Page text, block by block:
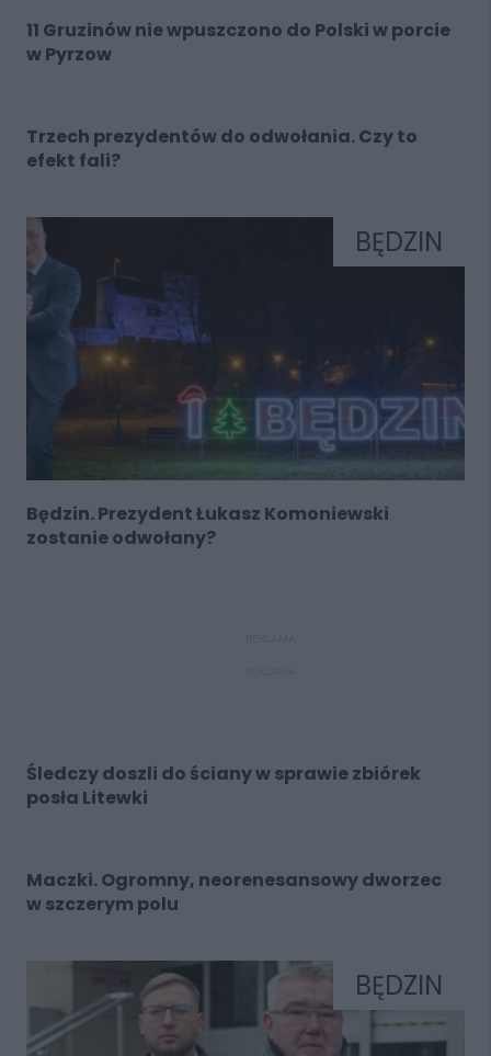
11 Gruzinów nie wpuszczono do Polski w porcie
w Pyrzow
Trzech prezydentów do odwołania. Czy to
efekt fali?
BĘDZIN
Będzin. Prezydent Łukasz Komoniewski
zostanie odwołany?
Śledczy doszli do ściany w sprawie zbiórek
posła Litewki
Maczki. Ogromny, neorenesansowy dworzec
w szczerym polu
BĘDZIN